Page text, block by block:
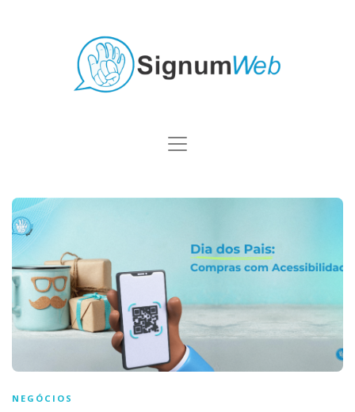
NEGÓCIOS